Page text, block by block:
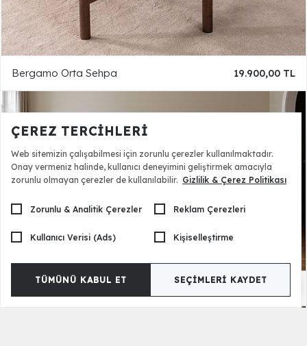
Bergamo Orta Sehpa 19.900,00 TL
ÇEREZ TERCIHLERI
Web sitemizin çalışabilmesi için zorunlu çerezler kullanılmaktadır.
Onay vermeniz halinde, kullanıcı deneyimini geliştirmek amacıyla
zorunlu olmayan çerezler de kullanılabilir. Gizlilik & Çerez Politikası
Zorunlu & Analitik Çerezler Reklam Çerezleri
Kullanıcı Verisi (Ads) Kişiselleştirme
TÜMÜNÜ KABUL ET SEÇIMLERI KAYDET